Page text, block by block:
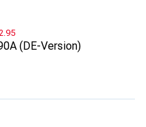
(DE-Version)